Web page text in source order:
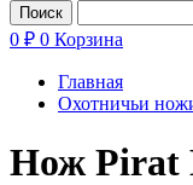
0 ₽ 0 Корзина
Главная
Охотничьи
Нож Pirat